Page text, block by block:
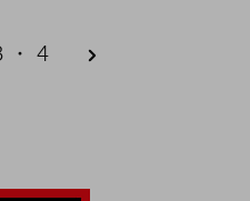
Page
4